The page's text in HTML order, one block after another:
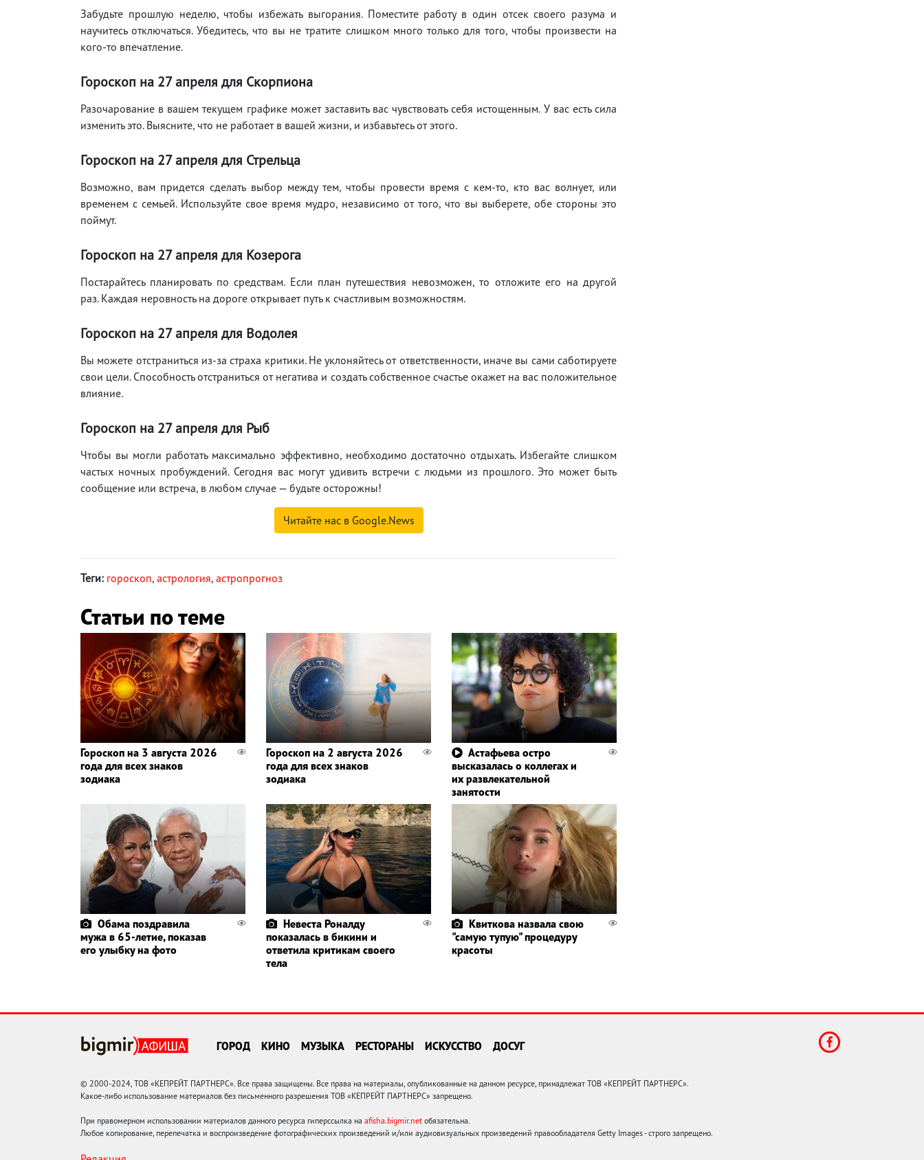
Забудьте прошлую неделю, чтобы избежать выгорания. Поместите работу в один отсек своего разума и
научитесь отключаться. Убедитесь, что вы не тратите слишком много только для того, чтобы произвести на
кого-то впечатление.
Гороскоп на 27 апреля для Скорпиона
Разочарование в вашем текущем графике может заставить вас чувствовать себя истощенным. У вас есть сила
изменить это. Выясните, что не работает в вашей жизни, и избавьтесь от этого.
Гороскоп на 27 апреля для Стрельца
Возможно, вам придется сделать выбор между тем, чтобы провести время с кем-то, кто вас волнует, или
временем с семьей. Используйте свое время мудро, независимо от того, что вы выберете, обе стороны это
поймут.
Гороскоп на 27 апреля для Козерога
Постарайтесь планировать по средствам. Если план путешествия невозможен, то отложите его на другой
раз. Каждая неровность на дороге открывает путь к счастливым возможностям.
Гороскоп на 27 апреля для Водолея
Вы можете отстраниться из-за страха критики. Не уклоняйтесь от ответственности, иначе вы сами саботируете
свои цели. Способность отстраниться от негатива и создать собственное счастье окажет на вас положительное
влияние.
Гороскоп на 27 апреля для Рыб
Чтобы вы могли работать максимально эффективно, необходимо достаточно отдыхать. Избегайте слишком
частых ночных пробуждений. Сегодня вас могут удивить встречи с людьми из прошлого. Это может быть
сообщение или встреча, в любом случае — будьте осторожны!
Читайте нас в Google.News
Теги: гороскоп, астрология, астропрогноз
Статьи по теме
Гороскоп на 3 августа 2026
года для всех знаков
зодиака
Гороскоп на 2 августа 2026
года для всех знаков
зодиака
Астафьева остро
высказалась о коллегах и
их развлекательной
занятости
Обама поздравила
мужа в 65-летие, показав
его улыбку на фото
Невеста Роналду
показалась в бикини и
ответила критикам своего
тела
Квиткова назвала свою
"самую тупую" процедуру
красоты
ГОРОД КИНО МУЗЫКА РЕСТОРАНЫ ИСКУССТВО ДОСУГ
© 2000-2024, ТОВ «КЕПРЕЙТ ПАРТНЕРС». Все права защищены. Все права на материалы, опубликованные на данном ресурсе, принадлежат ТОВ «КЕПРЕЙТ ПАРТНЕРС».
Какое-либо использование материалов без письменного разрешения ТОВ «КЕПРЕЙТ ПАРТНЕРС» запрещено.
При правомерном использовании материалов данного ресурса гиперссылка на afisha.bigmir.net обязательна.
Любое копирование, перепечатка и воспроизведение фотографических произведений и/или аудиовизуальных произведений правообладателя Getty Images - строго запрещено.